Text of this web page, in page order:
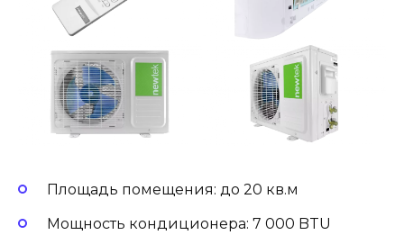
Площадь помещения: до 20 кв.м
Мощность кондиционера: 7 000 BTU